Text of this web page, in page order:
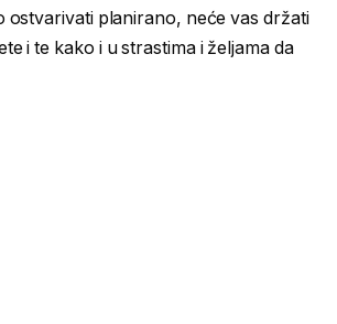
ostvarivati planirano, neće vas držati
i te kako i u strastima i željama da